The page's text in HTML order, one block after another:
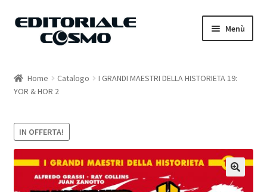
Vai
Vai
Menù
Catalogo
Carrello
Il mio account
Home Catalogo
I GRANDI MAESTRI DELLA HISTORIETA 19:
YOR & HOR 2
IN OFFERTA!